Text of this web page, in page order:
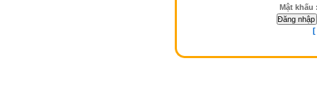
Mật khấu
[